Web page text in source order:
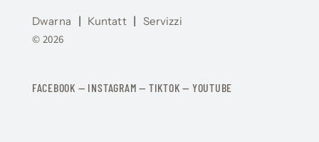
Dwarna | Kuntatt | Servizzi
© 2026
FACEBOOK — INSTAGRAM — TIKTOK — YOUTUBE